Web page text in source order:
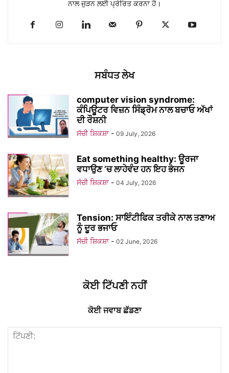
ਨਾਲ ਜੁੜਨ ਲਈ ਪ੍ਰੇਰਿਤ ਕਰਨਾ ਹੈ।
ਸਬੰਧਤ ਲੇਖ
computer vision syndrome:
ਕੰਪਿਊਟਰ ਵਿਜ਼ਨ ਸਿੰਡ੍ਰੋਮ ਨਾਲ ਬਚਾਓ ਅੱਖਾਂ
ਦੀ ਰੌਸ਼ਨੀ
ਸੱਚੀ ਸ਼ਿਕਸ਼ਾ - 09 July, 2026
Eat something healthy: ਊਰਜਾ
ਵਧਾਉਣ ’ਚ ਲਾਹੇਵੰਦ ਹਨ ਇਹ ਭੋਜਨ
ਸੱਚੀ ਸ਼ਿਕਸ਼ਾ - 04 July, 2026
Tension: ਸਾਇੰਟੀਫਿਕ ਤਰੀਕੇ ਨਾਲ ਤਣਾਅ
ਨੂੰ ਦੂਰ ਭਜਾਓ
ਸੱਚੀ ਸ਼ਿਕਸ਼ਾ - 02 June, 2026
ਕੋਈ ਟਿੱਪਣੀ ਨਹੀਂ
ਕੋਈ ਜਵਾਬ ਛੱਡਣਾ